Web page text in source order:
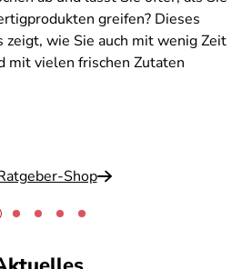
greifen? Dieses
zeigt, wie Sie auch mit wenig Zeit
mit vielen frischen Zutaten
Shop